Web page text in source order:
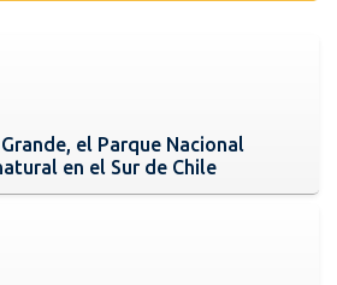
el Parque Nacional
en el Sur de Chile